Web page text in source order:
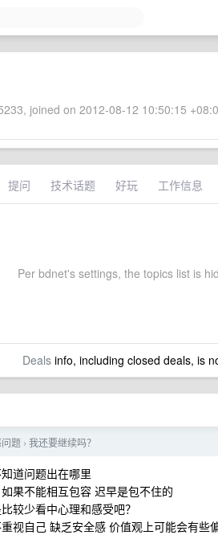
joined on 2012-08-12 10:50:15
提问 技术话题 好玩 工作信息
Per bdnet's settings, the topics list is
Dealsinfo, including closed deals, is
题 › 我还要继续吗？
道问题出在哪里
果不能相互包容 迟早是包不住的
较少看中心理和感受吧？
视自己 缺乏安全感 价值观上可能会有些